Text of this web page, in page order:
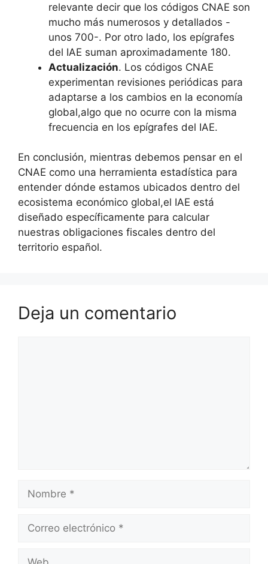
relevante decir que los códigos CNAE son
mucho más numerosos y detallados -
unos 700-. Por otro lado, los epígrafes
del IAE suman aproximadamente 180.
Actualización. Los códigos CNAE
experimentan revisiones periódicas para
adaptarse a los cambios en la economía
global,algo que no ocurre con la misma
frecuencia en los epígrafes del IAE.
En conclusión, mientras debemos pensar en el
CNAE como una herramienta estadística para
entender dónde estamos ubicados dentro del
ecosistema económico global,el IAE está
diseñado específicamente para calcular
nuestras obligaciones fiscales dentro del
territorio español.
Deja un comentario
Nombre
Correo
Web